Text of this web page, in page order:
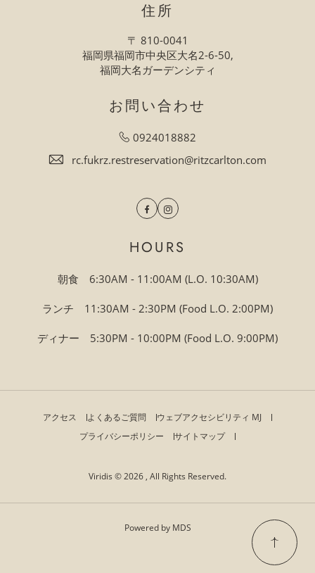
住所
〒 810-0041
福岡県福岡市中央区大名2-6-50,
福岡大名ガーデンシティ
お問い合わせ
0924018882
rc.fukrz.restreservation@ritzcarlton.com
FacebookInstagram
HOURS
朝食 6:30AM - 11:00AM (L.O. 10:30AM)
ランチ 11:30AM - 2:30PM (Food L.O. 2:00PM)
ディナー 5:30PM - 10:00PM (Food L.O. 9:00PM)
アクセス よくあるご質問
ウェブアクセシビリティ MJ
プライバシーポリシー
サイトマップ
Viridis © 2026 , All Rights Reserved.
Powered by MDS